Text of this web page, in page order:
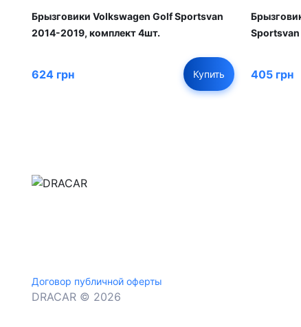
Брызговики Volkswagen Golf Sportsvan
2014-2019, комплект 4шт.
624 грн Купить 405 грн
Договор публичной оферты
DRACAR © 2026